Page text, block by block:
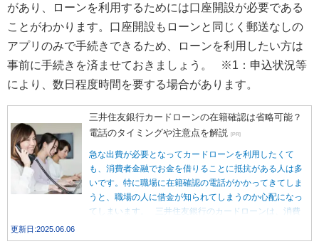
があり、ローンを利用するためには口座開設が必要である
ことがわかります。口座開設もローンと同じく郵送なしの
アプリのみで手続きできるため、ローンを利用したい方は
事前に手続きを済ませておきましょう。 ※1：申込状況等
により、数日程度時間を要する場合があります。
三井住友銀行カードローンの在籍確認は省略可能？
電話のタイミングや注意点を解説
[PR]
急な出費が必要となってカードローンを利用したくて
も、消費者金融でお金を借りることに抵抗がある人は多
いです。特に職場に在籍確認の電話がかかってきてしま
うと、職場の人に借金が知られてしまうのか心配になっ
てしまいます。 三井住友銀行のカードローンは、消費
のキャッシュカードで借り入れできるため、消費者金融
更新日:2025.06.06